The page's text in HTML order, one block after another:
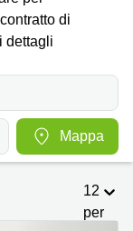
di
dettagli
Mappa
12
per